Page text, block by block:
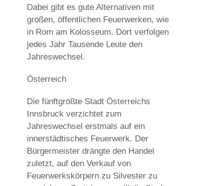
Dabei gibt es gute Alternativen mit
großen, öffentlichen Feuerwerken, wie
in Rom am Kolosseum. Dort verfolgen
jedes Jahr Tausende Leute den
Jahreswechsel.
Österreich
Die fünftgrößte Stadt Österreichs
Innsbruck verzichtet zum
Jahreswechsel erstmals auf ein
innerstädtisches Feuerwerk. Der
Bürgermeister drängte den Handel
zuletzt, auf den Verkauf von
Feuerwerkskörpern zu Silvester zu